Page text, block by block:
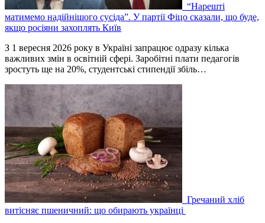
“Нарешті
матимемо надійнішого сусіда”. У партії Фіцо сказали, що буде,
якщо росіяни захоплять Київ
З 1 вересня 2026 року в Україні запрацює одразу кілька
важливих змін в освітній сфері. Заробітні плати педагогів
зростуть ще на 20%, студентські стипендії збіль…
Гречаний хліб
витісняє пшеничний: що обирають українці